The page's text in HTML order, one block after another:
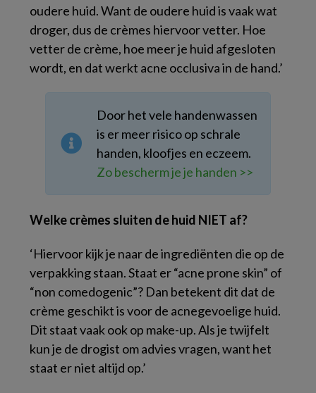
oudere huid. Want de oudere huid is vaak wat
droger, dus de crèmes hiervoor vetter. Hoe
vetter de crème, hoe meer je huid afgesloten
wordt, en dat werkt acne occlusiva in de hand.’
Door het vele handenwassen
is er meer risico op schrale
handen, kloofjes en eczeem.
Zo bescherm je je handen >>
Welke crèmes sluiten de huid NIET af?
‘Hiervoor kijk je naar de ingrediënten die op de
verpakking staan. Staat er “acne prone skin” of
“non comedogenic”? Dan betekent dit dat de
crème geschikt is voor de acnegevoelige huid.
Dit staat vaak ook op make-up. Als je twijfelt
kun je de drogist om advies vragen, want het
staat er niet altijd op.’